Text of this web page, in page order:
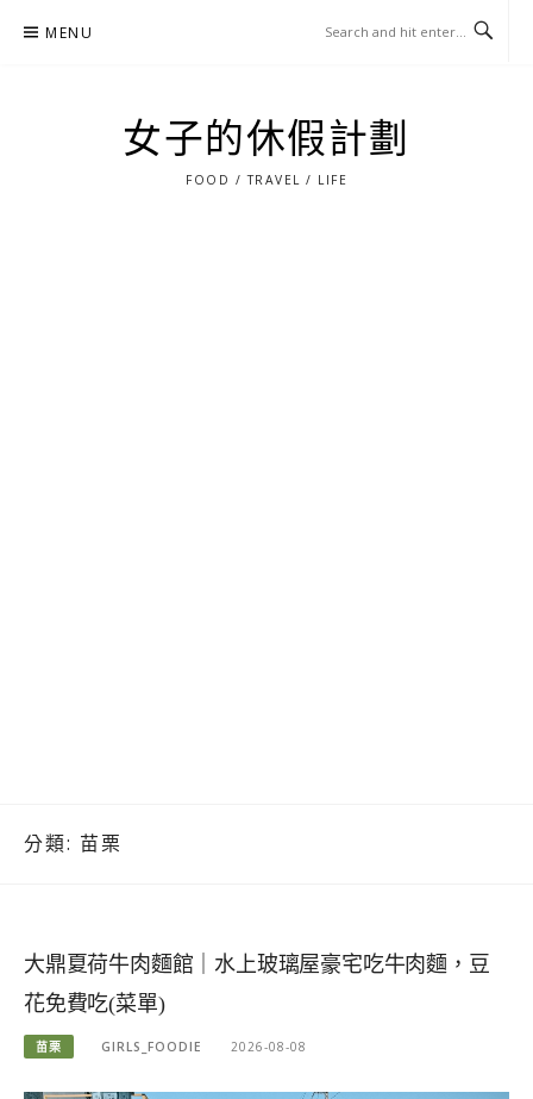
MENU
女子的休假計劃
FOOD / TRAVEL / LIFE
分類: 苗栗
大鼎夏荷牛肉麵館｜水上玻璃屋豪宅吃牛肉麵，豆
花免費吃(菜單)
苗栗 GIRLS_FOODIE 2026-08-08